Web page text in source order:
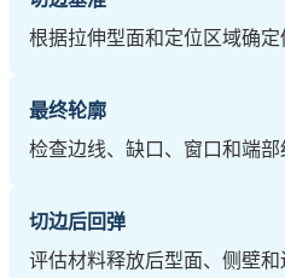
根据拉伸型面和定位区域确定
最终轮廓
检查边线、缺口、窗口和端部
切边后回弹
评估材料释放后型面、侧壁和